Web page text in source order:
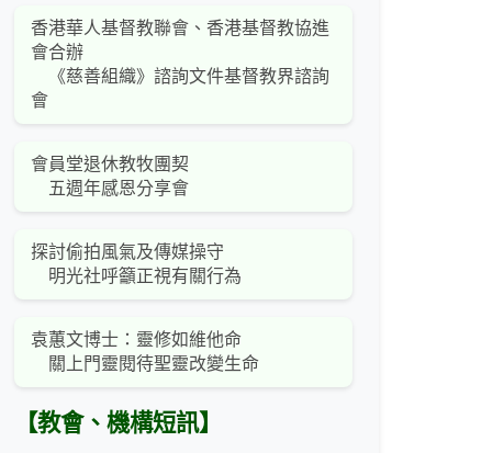
香港華人基督教聯會、香港基督教協進
會合辦
《慈善組織》諮詢文件基督教界諮詢
會
會員堂退休教牧團契
五週年感恩分享會
探討偷拍風氣及傳媒操守
明光社呼籲正視有關行為
袁蕙文博士：靈修如維他命
關上門靈閱待聖靈改變生命
【教會、機構短訊】